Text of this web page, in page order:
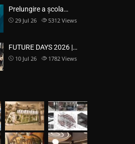
Prelungire a școla…
29 Jul 26 5312 Views
FUTURE DAYS 2026 |…
10 Jul 26 1782 Views